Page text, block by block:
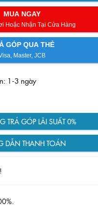
MUA NGAY
Hoặc Nhận Tại Cửa Hàng
GÓP QUA THẺ
Master, JCB
1-3 ngày
TRẢ GÓP LÃI SUẤT 0%
DẪN THANH TOÁN